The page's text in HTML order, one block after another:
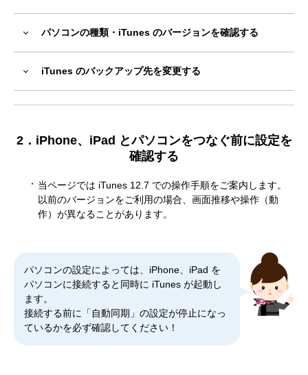
パソコンの種類・iTunes のバージョンを確認する
iTunes のバックアップ先を変更する
2．iPhone、iPad とパソコンをつなぐ前に設定を
確認する
当ページでは iTunes 12.7 での操作手順をご案内します。
以前のバージョンをご利用の場合、画面推移や操作（動
作）が異なることがあります。
パソコンの設定によっては、iPhone、iPad を
パソコンに接続すると同時に iTunes が起動し
ます。
接続する前に「自動同期」の設定が停止になっ
ているかを必ず確認してください！